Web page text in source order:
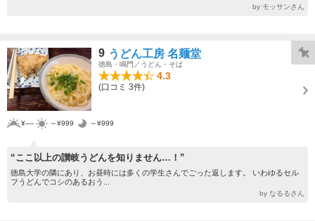
by モッサンさん
9 うどん工房 名麺堂
徳島・鳴門／うどん・そば
4.3
(口コミ 3件)
¥---- ～¥999 ～¥999
“ここ以上の讃岐うどんを知りません…！”
徳島大学の隣にあり、お昼時には多くの学生さんでごった返します。 いわゆるセル
フうどんでコシのあるおう...
by なるるさん